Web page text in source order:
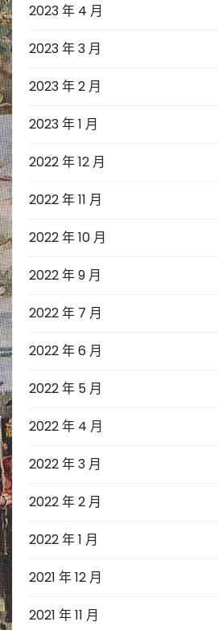
2023 年 4 月
2023 年 3 月
2023 年 2 月
2023 年 1 月
2022 年 12 月
2022 年 11 月
2022 年 10 月
2022 年 9 月
2022 年 7 月
2022 年 6 月
2022 年 5 月
2022 年 4 月
2022 年 3 月
2022 年 2 月
2022 年 1 月
2021 年 12 月
2021 年 11 月